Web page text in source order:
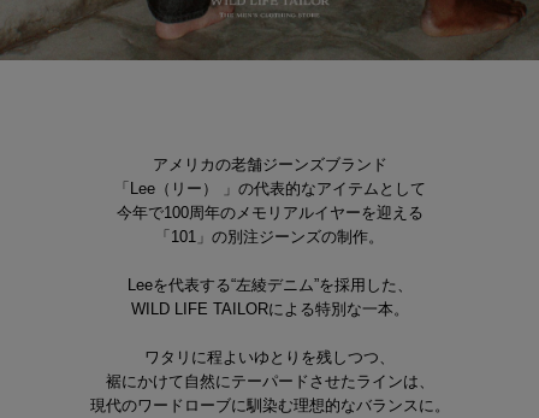
アメリカの老舗ジーンズブランド
「Lee（リー） 」の代表的なアイテムとして
今年で100周年のメモリアルイヤーを迎える
「101」の別注ジーンズの制作。
Leeを代表する“左綾デニム”を採用した、
WILD LIFE TAILORによる特別な一本。
ワタリに程よいゆとりを残しつつ、
裾にかけて自然にテーパードさせたラインは、
現代のワードローブに馴染む理想的なバランスに。